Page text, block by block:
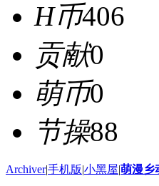
H币406
贡献0
萌币0
节操88
Archiver|手机版|小黑屋|萌漫乡